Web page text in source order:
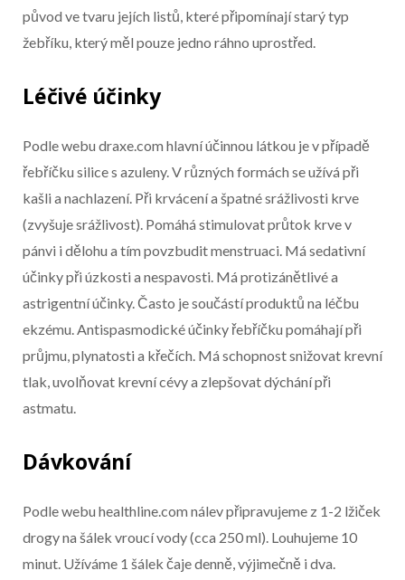
původ ve tvaru jejích listů, které připomínají starý typ
žebříku, který měl pouze jedno ráhno uprostřed.
Začátek reklamy
Léčivé účinky
Podle webu draxe.com hlavní účinnou látkou je v případě
řebříčku silice s azuleny. V různých formách se užívá při
kašli a nachlazení. Při krvácení a špatné srážlivosti krve
(zvyšuje srážlivost). Pomáhá stimulovat průtok krve v
pánvi i dělohu a tím povzbudit menstruaci. Má sedativní
účinky při úzkosti a nespavosti. Má protizánětlivé a
astrigentní účinky. Často je součástí produktů na léčbu
ekzému. Antispasmodické účinky řebříčku pomáhají při
průjmu, plynatosti a křečích. Má schopnost snižovat krevní
tlak, uvolňovat krevní cévy a zlepšovat dýchání při
astmatu.
Dávkování
Podle webu healthline.com nálev připravujeme z 1-2 lžiček
drogy na šálek vroucí vody (cca 250 ml). Louhujeme 10
minut. Užíváme 1 šálek čaje denně, výjimečně i dva.